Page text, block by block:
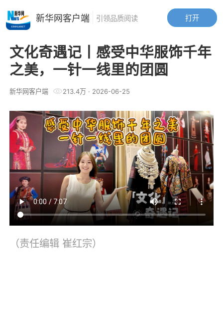
文化奇遇记丨感受中华服饰千年
之美，一针一线里的团圆
新华网客户端 213.4万· 2026-06-25
（责任编辑 崔红宗）
打开
新华网客户端 引领品质阅读